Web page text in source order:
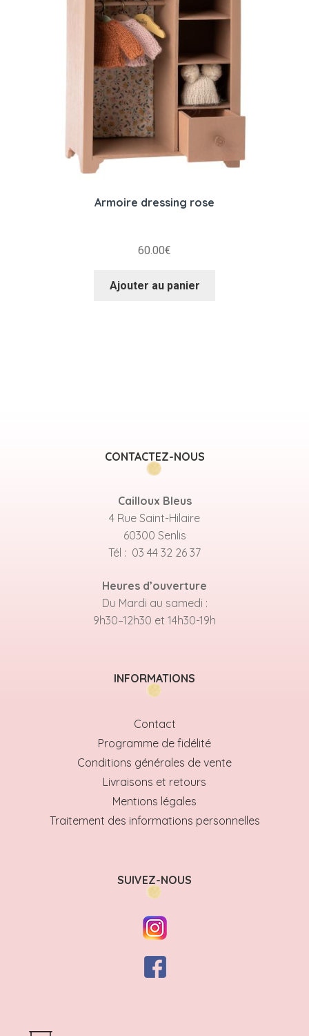
Armoire dressing rose
60.00€
Ajouter au panier
CONTACTEZ-NOUS
Cailloux Bleus
4 Rue Saint-Hilaire
60300 Senlis
Tél : 03 44 32 26 37
Heures d’ouverture
Du Mardi au samedi :
9h30–12h30 et 14h30-19h
INFORMATIONS
Contact
Programme de fidélité
Conditions générales de vente
Livraisons et retours
Mentions légales
Traitement des informations personnelles
SUIVEZ-NOUS